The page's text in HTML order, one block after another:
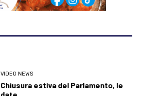
VIDEO NEWS
Chiusura estiva del Parlamento, le